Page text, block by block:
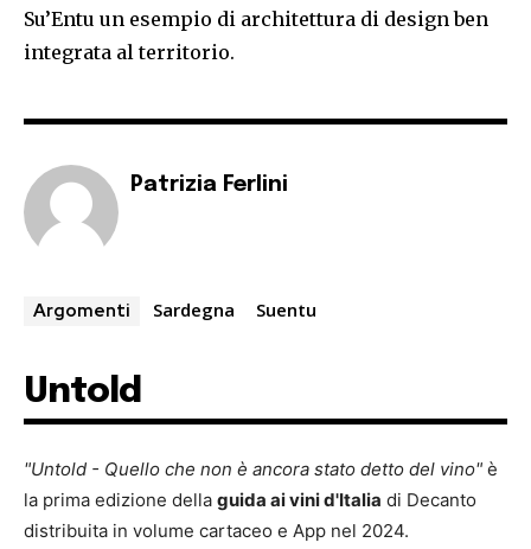
Su’Entu un esempio di architettura di design ben
integrata al territorio.
Patrizia Ferlini
Argomenti Sardegna Suentu
Untold
"Untold - Quello che non è ancora stato detto del vino" è
la prima edizione della guida ai vini d'Italia di Decanto
distribuita in volume cartaceo e App nel 2024.